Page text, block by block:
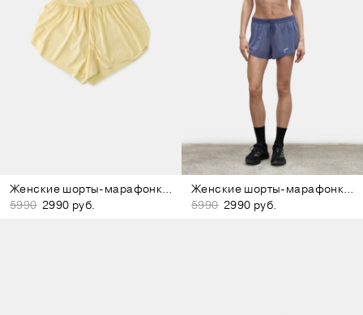
Женские шорты-марафонки жёлтые
5990 2990 руб.
Женские шорты-марафонки фиолетовые
5990 2990 руб.